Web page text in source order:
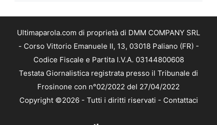
Ultimaparola.com di proprietà di DMM COMPANY SRL
- Corso Vittorio Emanuele II, 13, 03018 Paliano (FR) -
Codice Fiscale e Partita I.V.A. 03144800608
Testata Giornalistica registrata presso il Tribunale di
Frosinone con n°02/2022 del 27/04/2022
Copyright ©2026 - Tutti i diritti riservati - Contattaci